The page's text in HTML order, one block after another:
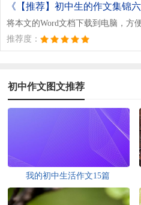
《【推荐】初中生的作文集锦六
将本文的Word文档下载到电脑，方
推荐度：
初中作文图文推荐
我的初中生活作文15篇